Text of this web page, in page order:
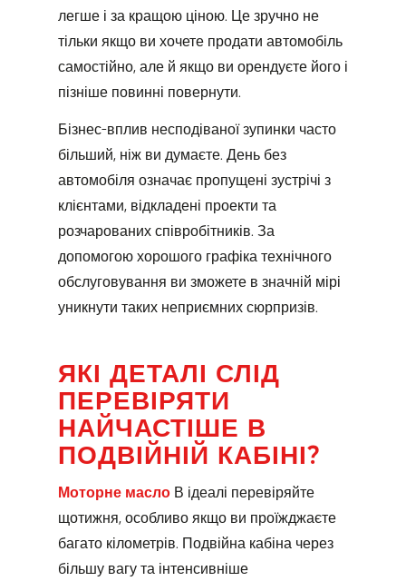
легше і за кращою ціною. Це зручно не
тільки якщо ви хочете продати автомобіль
самостійно, але й якщо ви орендуєте його і
пізніше повинні повернути.
Бізнес-вплив несподіваної зупинки часто
більший, ніж ви думаєте. День без
автомобіля означає пропущені зустрічі з
клієнтами, відкладені проекти та
розчарованих співробітників. За
допомогою хорошого графіка технічного
обслуговування ви зможете в значній мірі
уникнути таких неприємних сюрпризів.
ЯКІ ДЕТАЛІ СЛІД
ПЕРЕВІРЯТИ
НАЙЧАСТІШЕ В
ПОДВІЙНІЙ КАБІНІ?
Моторне маслоВ ідеалі перевіряйте
щотижня, особливо якщо ви проїжджаєте
багато кілометрів. Подвійна кабіна через
більшу вагу та інтенсивніше